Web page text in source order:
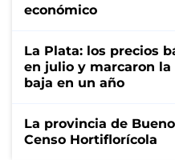
económico
La Plata: los precios
en julio y marcaron
baja en un año
La provincia de
Censo Hortiflorícola